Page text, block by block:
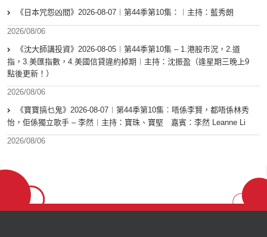
《日本咒怨凶間》2026-08-07︱第44季第10集：︱主持：藍秀朗
2026/08/06
《沈大師講投資》2026-08-05︱第44季第10集 – 1.港股市況，2.道
指，3.美匯指數，4.美國信貸違約掉期︱主持：沈振盈（逢星期三晚上9
點後更新！）
2026/08/06
《寶寶搞乜鬼》2026-08-07︱第44季第10集︰唔係李賢，都唔係林秀
怡，佢係獨立歌手 – 李然︱主持：寶珠、寶堅 嘉賓：李然 Leanne Li
2026/08/06